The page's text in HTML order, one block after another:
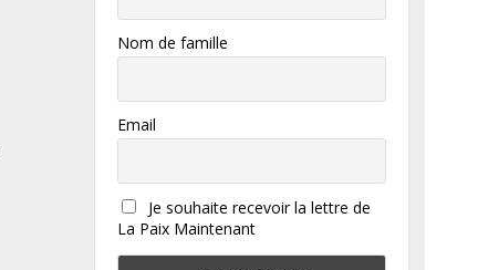
Nom de famille
Email
Je souhaite recevoir la lettre de
La Paix Maintenant